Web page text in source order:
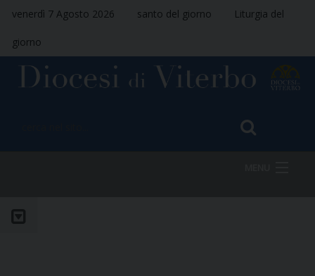
venerdì 7 Agosto 2026 santo del giorno Liturgia del
giorno